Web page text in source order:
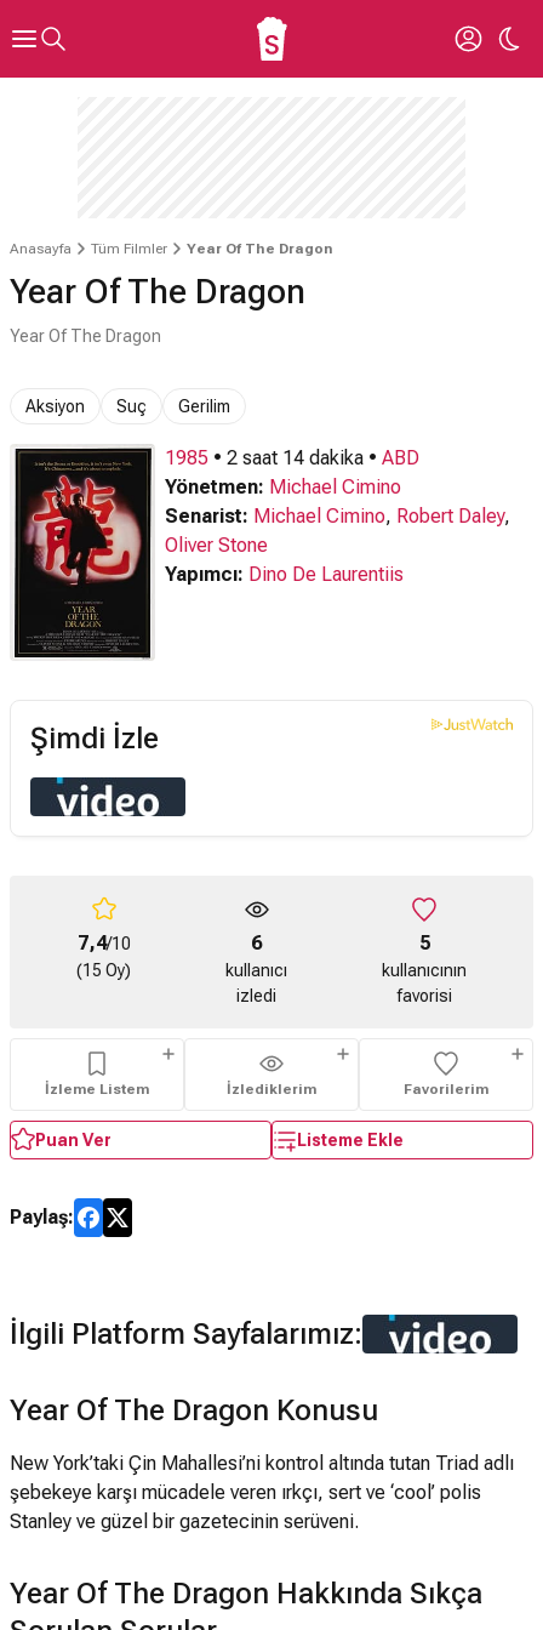
Anasayfa Tüm Filmler Year Of The Dragon
Year Of The Dragon
Year Of The Dragon
Aksiyon Suç Gerilim
1985 • 2 saat 14 dakika • ABD
Yönetmen: Michael Cimino
Senarist: Michael Cimino, Robert Daley,
Oliver Stone
Yapımcı: Dino De Laurentiis
Şimdi İzle
7,4/10
(15 Oy)
6
kullanıcı
izledi
5
kullanıcının
favorisi
İzleme Listem İzlediklerim Favorilerim
Puan Ver Listeme Ekle
Paylaş:
İlgili Platform Sayfalarımız:
Year Of The Dragon Konusu
New York’taki Çin Mahallesi’ni kontrol altında tutan Triad adlı
şebekeye karşı mücadele veren ırkçı, sert ve ‘cool’ polis
Stanley ve güzel bir gazetecinin serüveni.
Year Of The Dragon Hakkında Sıkça